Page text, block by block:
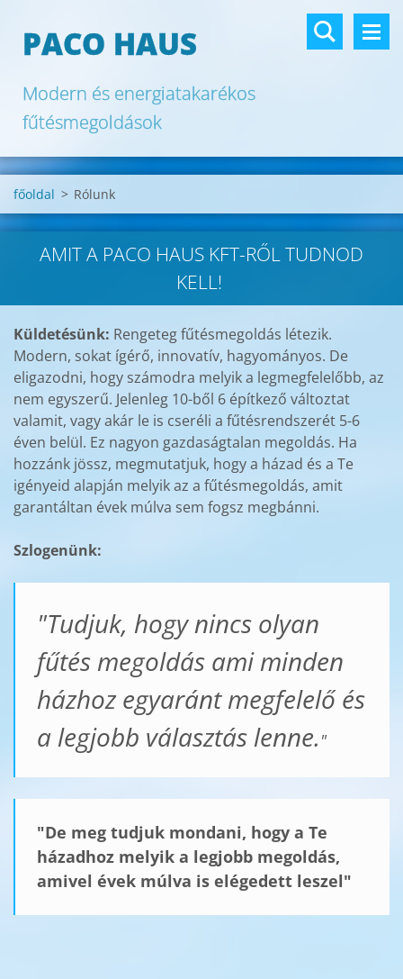
PACO HAUS
Modern és energiatakarékos
fűtésmegoldások
főoldal > Rólunk
AMIT A PACO HAUS KFT-RŐL TUDNOD
KELL!
Küldetésünk: Rengeteg fűtésmegoldás létezik.
Modern, sokat ígérő, innovatív, hagyományos. De
eligazodni, hogy számodra melyik a legmegfelelőbb, az
nem egyszerű. Jelenleg 10-ből 6 építkező változtat
valamit, vagy akár le is cseréli a fűtésrendszerét 5-6
éven belül. Ez nagyon gazdaságtalan megoldás. Ha
hozzánk jössz, megmutatjuk, hogy a házad és a Te
igényeid alapján melyik az a fűtésmegoldás, amit
garantáltan évek múlva sem fogsz megbánni.
Szlogenünk:
"Tudjuk, hogy nincs olyan
fűtés megoldás ami minden
házhoz egyaránt megfelelő és
a legjobb választás lenne. "
"De meg tudjuk mondani, hogy a Te
házadhoz melyik a legjobb megoldás,
amivel évek múlva is elégedett leszel"